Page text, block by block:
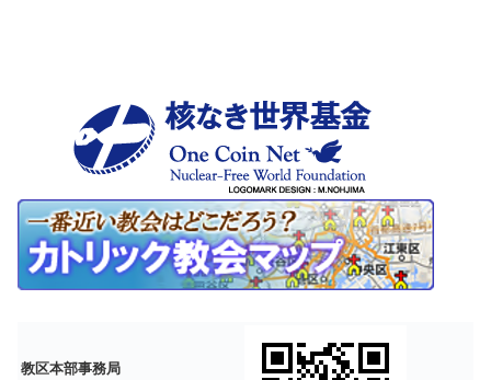
教区本部事務局